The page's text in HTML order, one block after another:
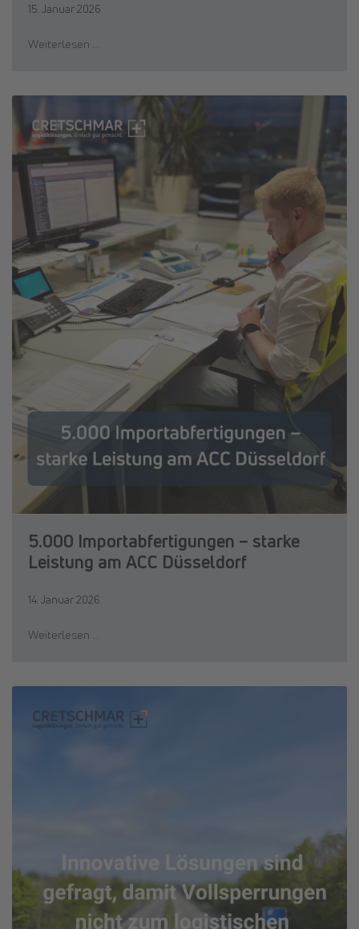
15. Januar 2026
Weiterlesen …
5.000 Importabfertigungen – starke
Leistung am ACC Düsseldorf
14. Januar 2026
Weiterlesen …